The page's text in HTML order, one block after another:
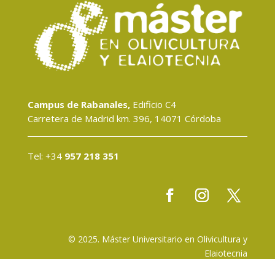
Campus de Rabanales,Edificio C4
Carretera de Madrid km. 396, 14071 Córdoba
Tel: +34 957 218 351
© 2025. Máster Universitario en Olivicultura y
Elaiotecnia